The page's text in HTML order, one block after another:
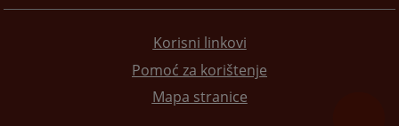
Korisni linkovi
Pomoć za korištenje
Mapa stranice